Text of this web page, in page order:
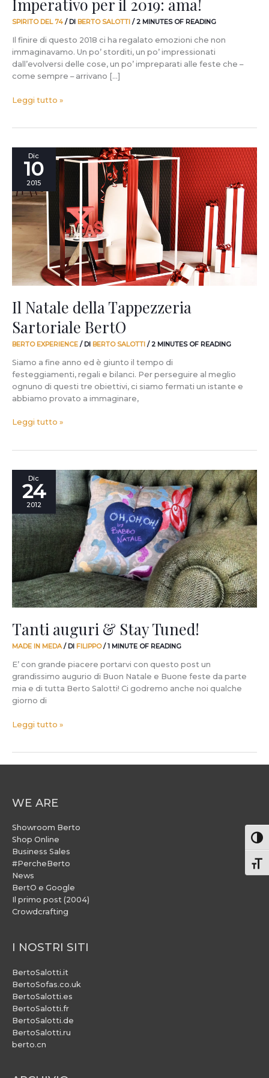
Imperativo per il 2019: ama!
SPIRITO DEL 74 / DI BERTO SALOTTI /2 MINUTES OF READING
Il finire di questo 2018 ci ha regalato emozioni che non
immaginavamo. Un po’ storditi, un po’ impressionati
dall’evolversi delle cose, un po’ impreparati alle feste che –
come sempre – arrivano […]
Leggi tutto »
Dic
10
2015
Il Natale della Tappezzeria
Sartoriale BertO
BERTO EXPERIENCE / DI BERTO SALOTTI /2 MINUTES OF READING
Siamo a fine anno ed è giunto il tempo di
festeggiamenti, regali e bilanci. Per perseguire al meglio
ognuno di questi tre obiettivi, ci siamo fermati un istante e
abbiamo provato a immaginare,
Natale
della
Tappezzeria
Sartoriale
Leggi tutto »
Dic
24
2012
Tanti auguri & Stay Tuned!
MADE IN MEDA/ DI FILIPPO/1 MINUTE OF READING
E’ con grande piacere portarvi con questo post un
grandissimo augurio di Buon Natale e Buone feste da parte
mia e di tutta Berto Salotti! Ci godremo anche noi qualche
giorno di
Tanti
auguri
Tuned!
Leggi tutto »
WE ARE
Showroom Berto
Shop Online
Business Sales
#PercheBerto
News
BertO e Google
Il primo post (2004)
Crowdcrafting
I NOSTRI SITI
BertoSalotti.it
BertoSofas.co.uk
BertoSalotti.es
BertoSalotti.fr
BertoSalotti.de
BertoSalotti.ru
berto.cn